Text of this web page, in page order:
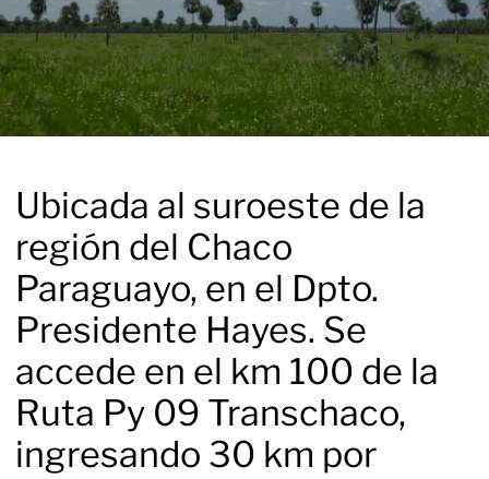
Ubicada al suroeste de la
región del Chaco
Paraguayo, en el Dpto.
Presidente Hayes. Se
accede en el km 100 de la
Ruta Py 09 Transchaco,
ingresando 30 km por